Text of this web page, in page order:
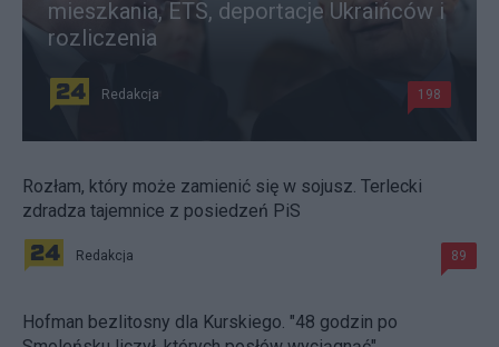
mieszkania, ETS, deportacje Ukraińców i
rozliczenia
Redakcja 198
Rozłam, który może zamienić się w sojusz. Terlecki
zdradza tajemnice z posiedzeń PiS
Redakcja 89
Hofman bezlitosny dla Kurskiego. "48 godzin po